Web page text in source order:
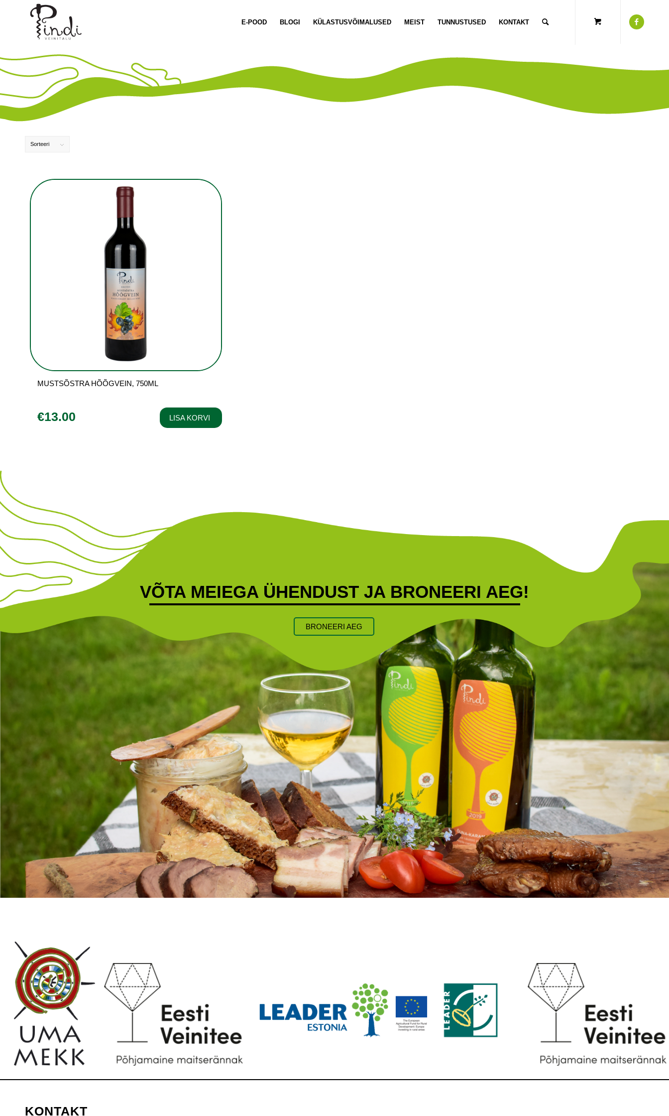
E-POOD BLOGI KÜLASTUSVÕIMALUSED MEIST TUNNUSTUSED KONTAKT
Sorteeri
MUSTSÕSTRA HÕÕGVEIN, 750ML
€13.00 LISA KORVI
VÕTA MEIEGA ÜHENDUST JA BRONEERI AEG!
BRONEERI AEG
KONTAKT